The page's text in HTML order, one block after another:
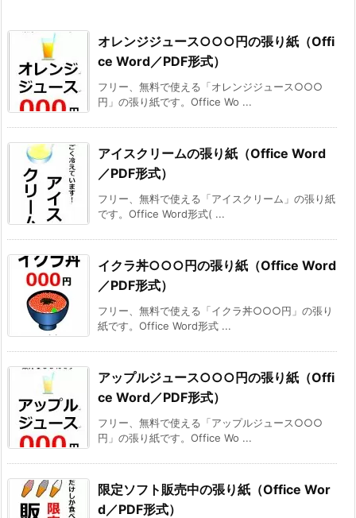
オレンジジュース○○○円の張り紙（Offi
ce Word／PDF形式）
フリー、無料で使える「オレンジジュース○○○
円」の張り紙です。Office Wo ...
アイスクリームの張り紙（Office Word
／PDF形式）
フリー、無料で使える「アイスクリーム」の張り紙
です。Office Word形式( ...
イクラ丼○○○円の張り紙（Office Word
／PDF形式）
フリー、無料で使える「イクラ丼○○○円」の張り
紙です。Office Word形式 ...
アップルジュース○○○円の張り紙（Offi
ce Word／PDF形式）
フリー、無料で使える「アップルジュース○○○
円」の張り紙です。Office Wo ...
限定ソフト販売中の張り紙（Office Wor
d／PDF形式）